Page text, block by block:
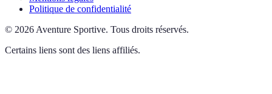
Politique de confidentialité
© 2026 Aventure Sportive. Tous droits réservés.
Certains liens sont des liens affiliés.